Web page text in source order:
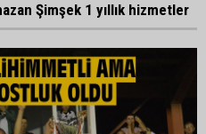
Şimşek 1 yıllık hizmetler